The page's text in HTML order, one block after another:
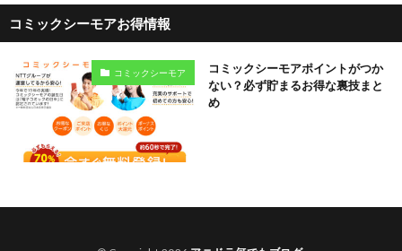
コミックシーモアお得情報
コミックシーモア
コミックシーモアポイントがつか
ない？必ず貯まるお得な裏技まと
め